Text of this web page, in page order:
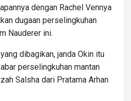
dengan Rachel Vennya
dugaan perselingkuhan
Nauderer ini.
dibagikan, janda Okin itu
perselingkuhan mantan
Salsha dari Pratama Arhan